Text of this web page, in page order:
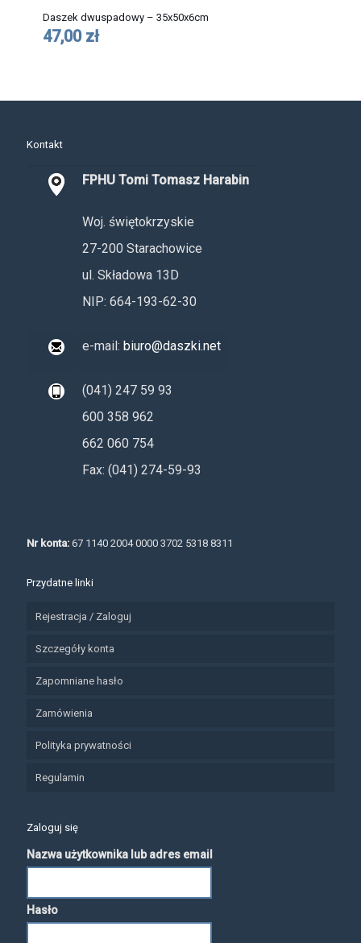
Daszek dwuspadowy – 35x50x6cm
47,00 zł
Kontakt
FPHU Tomi Tomasz Harabin
Woj. świętokrzyskie
27-200 Starachowice
ul. Składowa 13D
NIP: 664-193-62-30
e-mail: biuro@daszki.net
(041) 247 59 93
600 358 962
662 060 754
Fax: (041) 274-59-93
Nr konta: 67 1140 2004 0000 3702 5318 8311
Przydatne linki
Rejestracja / Zaloguj
Szczegóły konta
Zapomniane hasło
Zamówienia
Polityka prywatności
Regulamin
Zaloguj się
Nazwa użytkownika lub adres email
Hasło